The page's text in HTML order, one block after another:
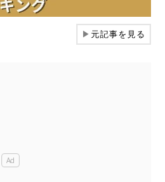
▶元記事を見る